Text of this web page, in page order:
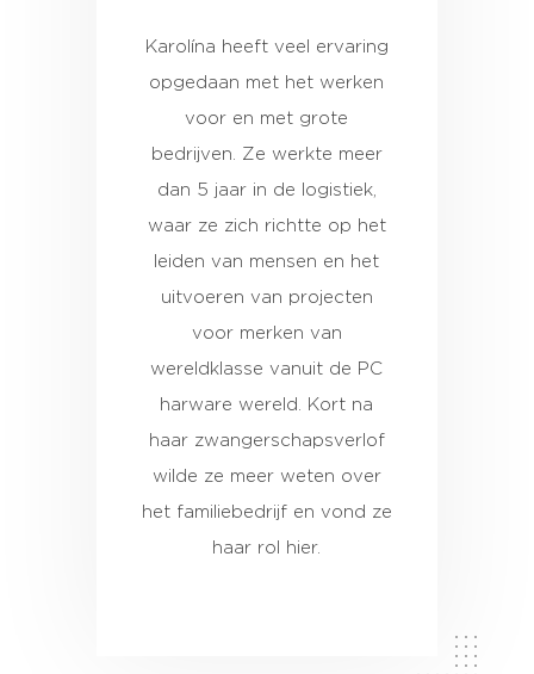
Karolína heeft veel ervaring
opgedaan met het werken
voor en met grote
bedrijven. Ze werkte meer
dan 5 jaar in de logistiek,
waar ze zich richtte op het
leiden van mensen en het
uitvoeren van projecten
voor merken van
wereldklasse vanuit de PC
harware wereld. Kort na
haar zwangerschapsverlof
wilde ze meer weten over
het familiebedrijf en vond ze
haar rol hier.